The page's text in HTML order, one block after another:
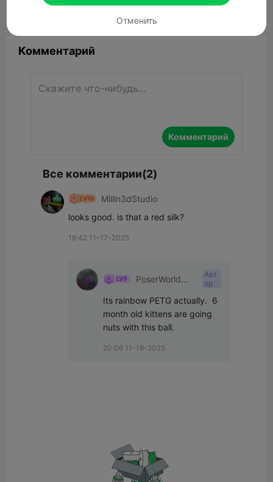
7
Комментарий
Комментарий
Все комментарии(2)
Millin3dStudio
looks good. is that a red silk?
18:42 11-17-2025
PoserWorld
Авт
ор
Its rainbow PETG actually.  6
month old kittens are going
nuts with this ball.
20:06 11-18-2025
Отменить